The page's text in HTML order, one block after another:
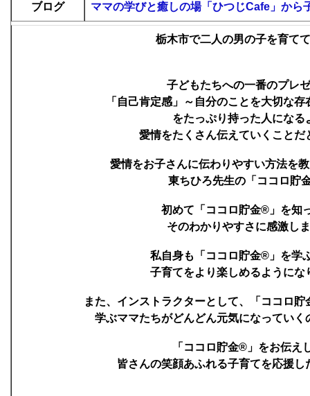
ブログ ママの学びと癒しの場「ひつじCafe」から
栃木市で二人の男の子を育て
子どもたちへの一番のプレ
「自己肯定感」～自分のことを大切な
をたっぷり持った人になる
愛情をたくさん伝えていくことだ
愛情をお子さんに伝わりやすい方法を
東ちひろ先生の「ココロ貯
初めて「ココロ貯金®」を知
そのわかりやすさに感激し
私自身も「ココロ貯金®」を学
子育てをより楽しめるようにな
また、インストラクターとして、「ココロ
学ぶママたちがどんどん元気になっていく
「ココロ貯金®」をお伝え
皆さんの笑顔あふれる子育てを応援し